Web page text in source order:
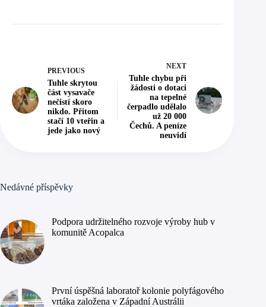
PREVIOUS
Tuhle skrytou
část vysavače
nečistí skoro
nikdo. Přitom
stačí 10 vteřin a
jede jako nový
NEXT
Tuhle chybu při
žádosti o dotaci
na tepelné
čerpadlo udělalo
už 20 000
Čechů. A peníze
neuvidí
Nedávné příspěvky
Podpora udržitelného rozvoje výroby hub v
komunitě Acopalca
První úspěšná laboratoř kolonie polyfágového
vrtáka založena v Západní Austrálii